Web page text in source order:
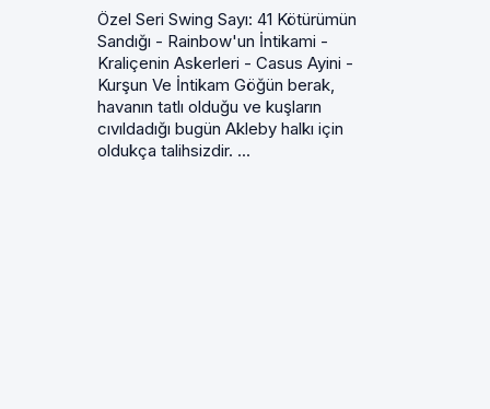
Özel Seri Swing Sayı: 41 Kötürümün
Sandığı - Rainbow'un İntikami -
Kraliçenin Askerleri - Casus Ayini -
Kurşun Ve İntikam Göğün berak,
havanın tatlı olduğu ve kuşların
cıvıldadığı bugün Akleby halkı için
oldukça talihsizdir. ...